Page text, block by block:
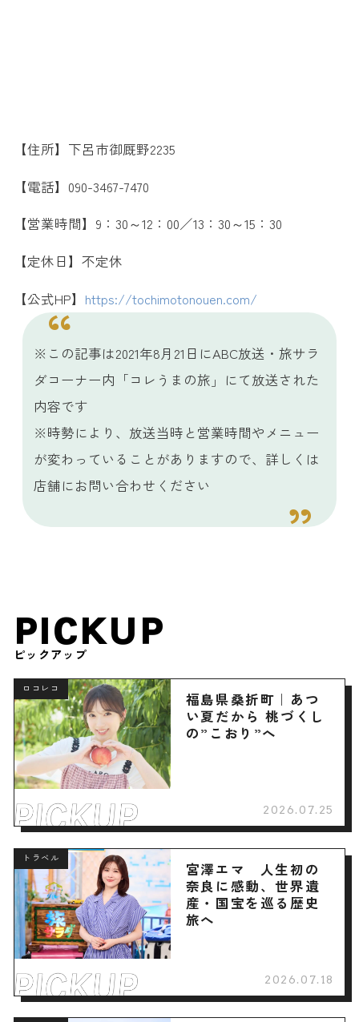
【住所】下呂市御厩野2235
【電話】090-3467-7470
【営業時間】9：30～12：00／13：30～15：30
【定休日】不定休
【公式HP】 https://tochimotonouen.com/
※この記事は2021年8月21日にABC放送・旅サラ
ダコーナー内「コレうまの旅」にて放送された
内容です
※時勢により、放送当時と営業時間やメニュー
が変わっていることがありますので、詳しくは
店舗にお問い合わせください
PICKUP
ピックアップ
ロコレコ
福島県桑折町｜あつ
い夏だから 桃づくし
の”こおり”へ
2026.07.25
トラベル
宮澤エマ 人生初の
奈良に感動、世界遺
産・国宝を巡る歴史
旅へ
2026.07.18